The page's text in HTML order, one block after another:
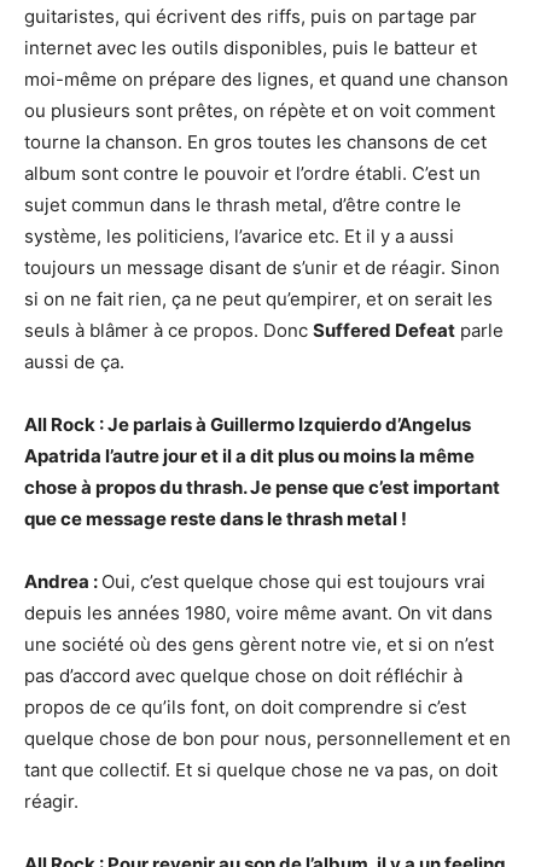
guitaristes, qui écrivent des riffs, puis on partage par
internet avec les outils disponibles, puis le batteur et
moi-même on prépare des lignes, et quand une chanson
ou plusieurs sont prêtes, on répète et on voit comment
tourne la chanson. En gros toutes les chansons de cet
album sont contre le pouvoir et l’ordre établi. C’est un
sujet commun dans le thrash metal, d’être contre le
système, les politiciens, l’avarice etc. Et il y a aussi
toujours un message disant de s’unir et de réagir. Sinon
si on ne fait rien, ça ne peut qu’empirer, et on serait les
seuls à blâmer à ce propos. Donc Suffered Defeat parle
aussi de ça.
All Rock : Je parlais à Guillermo Izquierdo d’Angelus
Apatrida l’autre jour et il a dit plus ou moins la même
chose à propos du thrash. Je pense que c’est important
que ce message reste dans le thrash metal !
Andrea : Oui, c’est quelque chose qui est toujours vrai
depuis les années 1980, voire même avant. On vit dans
une société où des gens gèrent notre vie, et si on n’est
pas d’accord avec quelque chose on doit réfléchir à
propos de ce qu’ils font, on doit comprendre si c’est
quelque chose de bon pour nous, personnellement et en
tant que collectif. Et si quelque chose ne va pas, on doit
réagir.